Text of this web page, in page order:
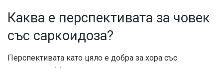
Каква е перспективата за човек
със саркоидоза?
Перспективата като цяло е добра за хора със